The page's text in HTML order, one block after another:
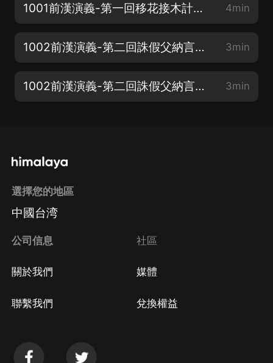
1001前漢演義-第一回移花接木計獻美姬用李代桃歡承淫后-06 4min
1002前漢演義-第二回誅假父納言迎母稱皇帝立法愚民-01 3min
1002前漢演義-第二回誅假父納言迎母稱皇帝立法愚民-02 3min
選擇您的地區
中國台湾
公司信息
關於我們
聯繫我們
社區
媒體
兌換權益